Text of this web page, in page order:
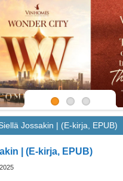
Jossakin | (E-kirja, EPUB)
| (E-kirja, EPUB)